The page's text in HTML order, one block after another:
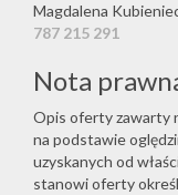
Magdalena
787 215 291
Nota
Opis oferty zawarty
na podstawie
uzyskanych od
stanowi oferty